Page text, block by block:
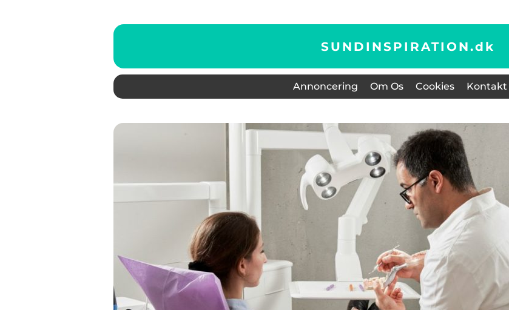
SUNDINSPIRATION.dk
Annoncering Om Os Cookies Kontakt